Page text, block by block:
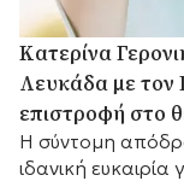
Κατερίνα
Λευκάδα με τον
επιστροφή στο
Η σύντομη
ιδανική ευκαιρία